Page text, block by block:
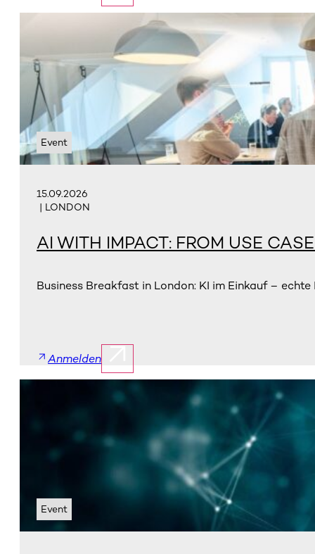
Event
15.09.2026
| LONDON
AI WITH IMPACT: FROM USE
Business Breakfast in London: KI im Einkauf –
Anmelden
Event